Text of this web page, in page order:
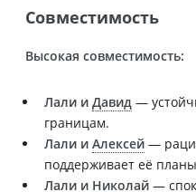
Совместимость
Высокая совместимость:
Лали и Давид —
границам.
Лали и Алексей —
поддерживает её
Лали и Николай —